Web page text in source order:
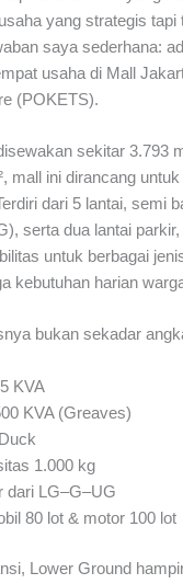
yang strategis tapi
saya sederhana:
usaha di Mall
(POKETS).
sekitar 3.793
mall ini dirancang
dari 5 lantai, semi
serta dua lantai
untuk berbagai
kebutuhan harian
bukan sekadar
KVA
KVA (Greaves)
1.000 kg
dari LG–G–UG
80 lot & motor 100 lot
Lower Ground